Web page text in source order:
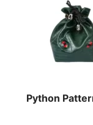
Python